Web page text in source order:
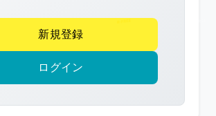
作
権
新規登録
ログイン